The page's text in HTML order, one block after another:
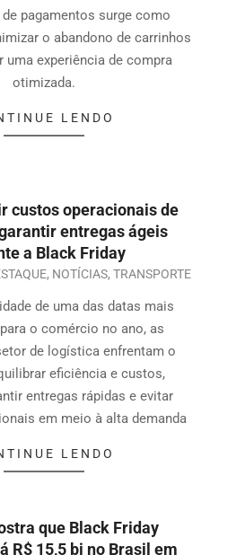
pagamentos surge como
o abandono de carrinhos
uma experiência de compra
otimizada.
LENDO
custos operacionais de
entregas ágeis
a Black Friday
, NOTÍCIAS, TRANSPORTE
de uma das datas mais
o comércio no ano, as
de logística enfrentam o
eficiência e custos,
entregas rápidas e evitar
em meio à alta demanda
LENDO
que Black Friday
R$ 15,5 bi no Brasil em